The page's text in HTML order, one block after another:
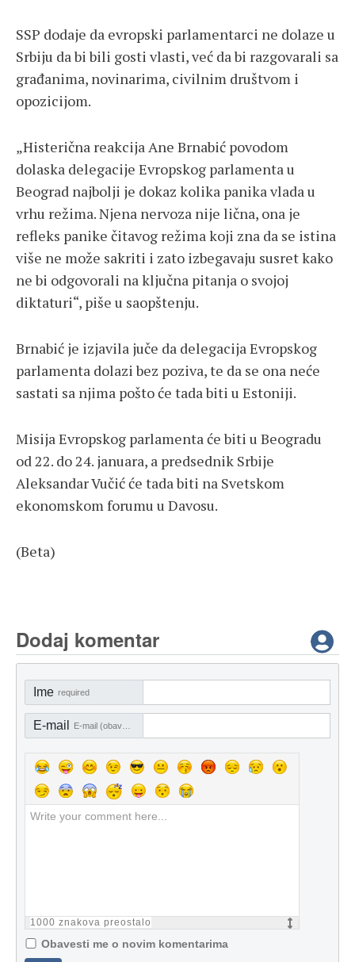
SSP dodaje da evropski parlamentarci ne dolaze u
Srbiju da bi bili gosti vlasti, već da bi razgovarali sa
građanima, novinarima, civilnim društvom i
opozicijom.
„Histerična reakcija Ane Brnabić povodom
dolaska delegacije Evropskog parlamenta u
Beograd najbolji je dokaz kolika panika vlada u
vrhu režima. Njena nervoza nije lična, ona je
refleks panike čitavog režima koji zna da se istina
više ne može sakriti i zato izbegavaju susret kako
ne bi odgovorali na ključna pitanja o svojoj
diktaturi“, piše u saopštenju.
Brnabić je izjavila juče da delegacija Evropskog
parlamenta dolazi bez poziva, te da se ona neće
sastati sa njima pošto će tada biti u Estoniji.
Misija Evropskog parlamenta će biti u Beogradu
od 22. do 24. januara, a predsednik Srbije
Aleksandar Vučić će tada biti na Svetskom
ekonomskom forumu u Davosu.
(Beta)
Dodaj komentar
Ime required
E-mail
1000 znakova preostalo
Obavesti me o novim komentarima